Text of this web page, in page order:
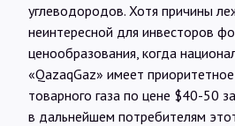
углеводородов. Хотя причины
неинтересной для инвесторов
ценообразования, когда
«QazaqGaz» имеет
товарного газа по цене $40-50
в дальнейшем потребителям